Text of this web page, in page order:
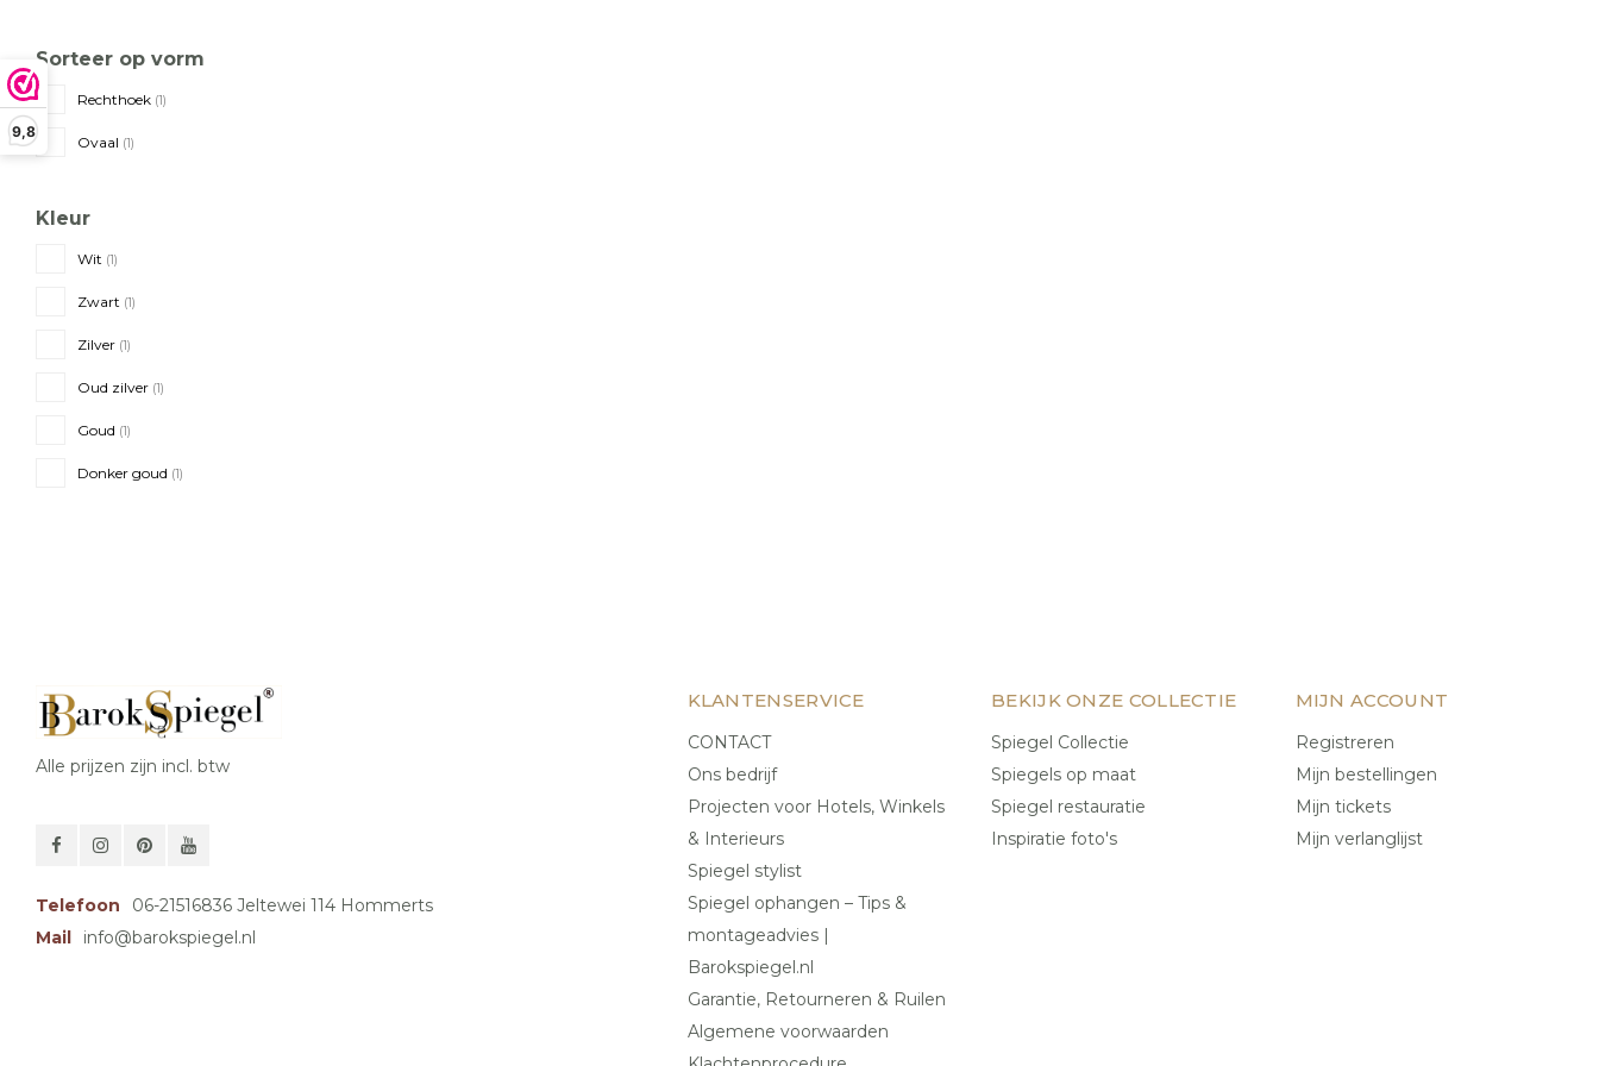
9,8
Sorteer op vorm
Rechthoek (1)
Ovaal (1)
Kleur
Wit (1)
Zwart (1)
Zilver (1)
Oud zilver (1)
Goud (1)
Donker goud (1)
Alle prijzen zijn incl. btw
Telefoon
06-21516836 Jeltewei 114 Hommerts
Mail
info@barokspiegel.nl
KLANTENSERVICE
CONTACT
Ons bedrijf
Projecten voor Hotels, Winkels
& Interieurs
Spiegel stylist
Spiegel ophangen – Tips &
montageadvies |
Barokspiegel.nl
Garantie, Retourneren & Ruilen
Algemene voorwaarden
BEKIJK ONZE COLLECTIE
Spiegel Collectie
Spiegels op maat
Spiegel restauratie
Inspiratie foto's
MIJN ACCOUNT
Registreren
Mijn bestellingen
Mijn tickets
Mijn verlanglijst